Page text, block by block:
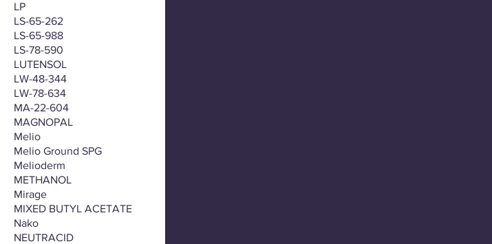
LP
LS-65-262
LS-65-988
LS-78-590
LUTENSOL
LW-48-344
LW-78-634
MA-22-604
MAGNOPAL
Melio
Melio Ground SPG
Melioderm
METHANOL
Mirage
MIXED BUTYL ACETATE
Nako
NEUTRACID